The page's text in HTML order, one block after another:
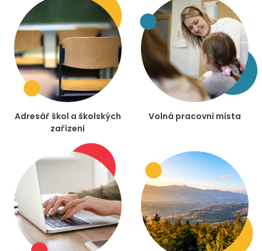
Adresář škol a školských
zařízení
Volná pracovní místa